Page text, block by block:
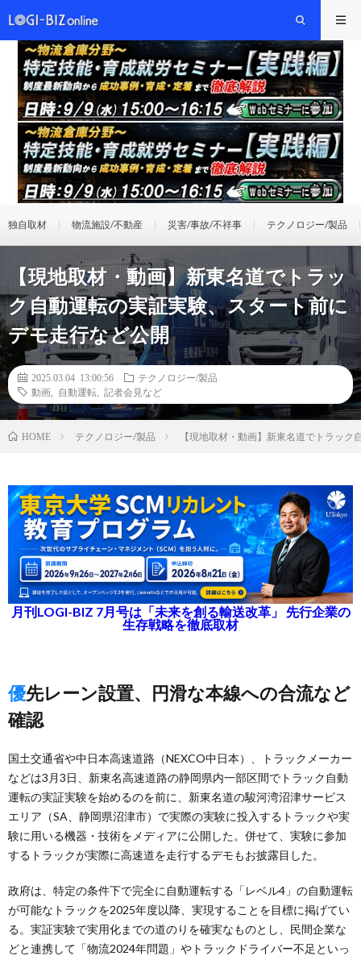
独自取材 物流施設/不動産 災害/事故/不祥事 テクノロジー/製品
【現地取材・動画】新東名道でトラッ
ク自動運転の実証実験、スタート前に
デモ走行など公開
2025.03.04 13:00:56
テクノロジー/製品
動画
自動運転 記者会見など
HOME テクノロジー/製品 【現地取材・動画】新東名道でトラッ
月刊LOGI-BIZ 7月号は「未来を創る輸送改革」 先行企業の
生存戦略を徹底取材
優先レーン設置、円滑な本線への合流など
確認
国土交通省や中日本高速道路（NEXCO中日本）、トラックメーカー
などは3月3日、新東名高速道路の静岡県内一部区間でトラック自動
運転の実証実験を始めるのを前に、新東名道の駿河湾沼津サービス
エリア（SA、静岡県沼津市）で実際の実験に投入するトラックや実
験に用いる機器・技術をメディアに公開した。併せて、実験に参加
するトラックが実際に高速道を走行するデモもお披露目した。
政府は、特定の条件下で完全に自動運転する「レベル4」の自動運転
が可能なトラックを2025年度以降、実現することを目標に掲げてい
る。実証実験で実用化までの道のりを確実なものとし、民間企業な
どと連携して「物流2024年問題」やトラックドライバー不足といっ